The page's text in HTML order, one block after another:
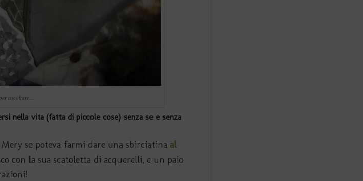
ascoltare…
nella vita (fatta di piccole cose) senza se e senza
se poteva farmi dare una sbirciatina al
con la sua scatoletta di acquerelli, e un paio